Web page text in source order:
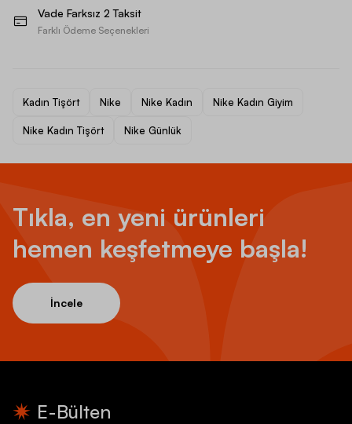
Vade Farksız 2 Taksit
Farklı Ödeme Seçenekleri
Kadın Tişört Nike Nike Kadın Nike Kadın Giyim
Nike Kadın Tişört Nike Günlük
Tıkla, en yeni ürünleri
hemen keşfetmeye başla!
İncele
E-Bülten